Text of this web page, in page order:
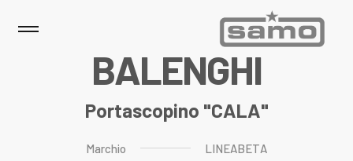
BALENGHI
Portascopino "CALA"
Marchio LINEABETA